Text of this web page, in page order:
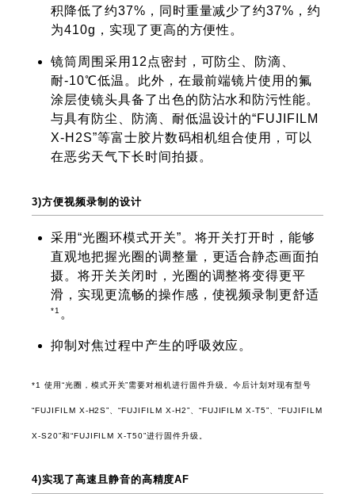
积降低了约37%，同时重量减少了约37%，约
为410g，实现了更高的方便性。
镜筒周围采用12点密封，可防尘、防滴、
耐-10℃低温。此外，在最前端镜片使用的氟
涂层使镜头具备了出色的防沾水和防污性能。
与具有防尘、防滴、耐低温设计的“FUJIFILM
X-H2S”等富士胶片数码相机组合使用，可以
在恶劣天气下长时间拍摄。
3)方便视频录制的设计
采用“光圈环模式开关”。将开关打开时，能够
直观地把握光圈的调整量，更适合静态画面拍
摄。将开关关闭时，光圈的调整将变得更平
滑，实现更流畅的操作感，使视频录制更舒适
*1 。
抑制对焦过程中产生的呼吸效应。
*1 使用“光圈，模式开关”需要对相机进行固件升级。今后计划对现有型号
“FUJIFILM X-H2S”、“FUJIFILM X-H2”、“FUJIFILM X-T5”、“FUJIFILM
X-S20”和“FUJIFILM X-T50”进行固件升级。
4)实现了高速且静音的高精度AF